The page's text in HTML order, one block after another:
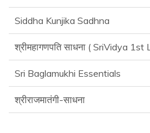
Siddha Kunjika Sadhna
श्रीमहागणपति साधना ( SriVidya
Sri Baglamukhi Essentials
श्रीराजमातंगी-साधना